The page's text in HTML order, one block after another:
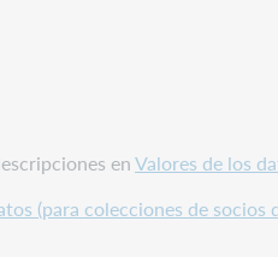
enValores de los
(para colecciones de socios